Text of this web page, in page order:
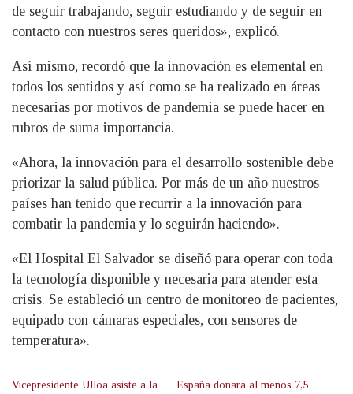
de seguir trabajando, seguir estudiando y de seguir en
contacto con nuestros seres queridos», explicó.
Así mismo, recordó que la innovación es elemental en
todos los sentidos y así como se ha realizado en áreas
necesarias por motivos de pandemia se puede hacer en
rubros de suma importancia.
«Ahora, la innovación para el desarrollo sostenible debe
priorizar la salud pública. Por más de un año nuestros
países han tenido que recurrir a la innovación para
combatir la pandemia y lo seguirán haciendo».
«El Hospital El Salvador se diseñó para operar con toda
la tecnología disponible y necesaria para atender esta
crisis. Se estableció un centro de monitoreo de pacientes,
equipado con cámaras especiales, con sensores de
temperatura».
Vicepresidente Ulloa asiste a la
España donará al menos 7,5